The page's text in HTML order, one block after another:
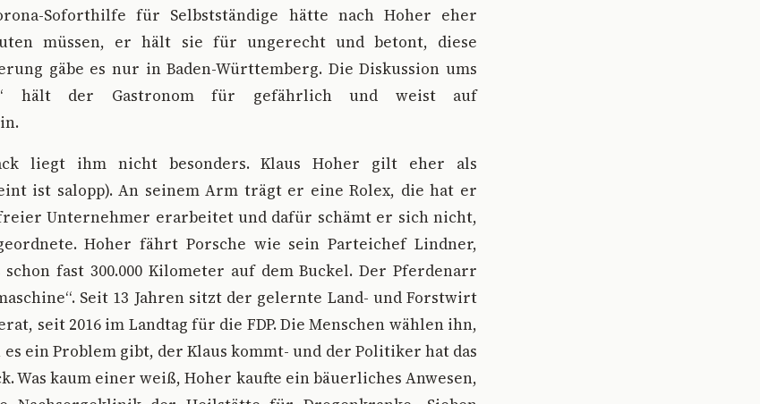
Soforthilfe für Selbstständige hätte nach Hoher eher
müssen, er hält sie für ungerecht und betont, diese
gäbe es nur in Baden-Württemberg. Die Diskussion ums
hält der Gastronom für gefährlich und weist auf
liegt ihm nicht besonders. Klaus Hoher gilt eher als
ist salopp). An seinem Arm trägt er eine Rolex, die hat er
Unternehmer erarbeitet und dafür schämt er sich nicht,
Hoher fährt Porsche wie sein Parteichef Lindner,
fast 300.000 Kilometer auf dem Buckel. Der Pferdenarr
Seit 13 Jahren sitzt der gelernte Land- und Forstwirt
seit 2016 im Landtag für die FDP. Die Menschen wählen ihn,
ein Problem gibt, der Klaus kommt- und der Politiker hat das
Was kaum einer weiß, Hoher kaufte ein bäuerliches Anwesen,